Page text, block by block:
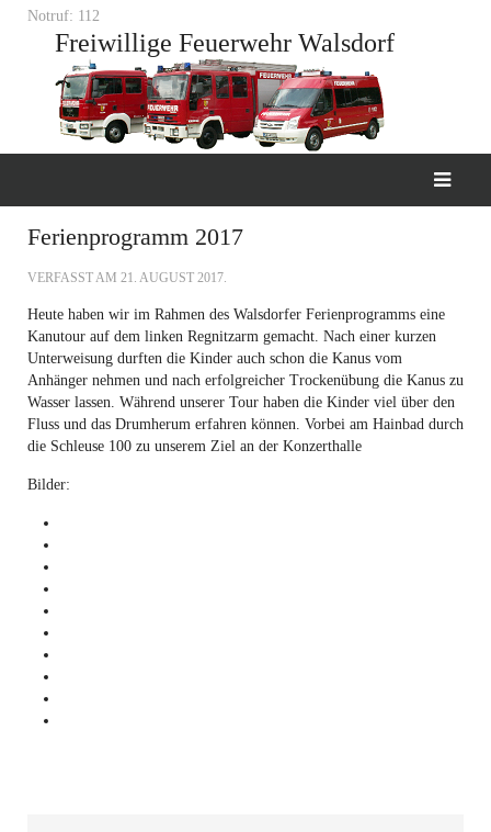
Notruf: 112
Freiwillige Feuerwehr Walsdorf
Ferienprogramm 2017
VERFASST AM 21. AUGUST 2017.
Heute haben wir im Rahmen des Walsdorfer Ferienprogramms eine
Kanutour auf dem linken Regnitzarm gemacht. Nach einer kurzen
Unterweisung durften die Kinder auch schon die Kanus vom
Anhänger nehmen und nach erfolgreicher Trockenübung die Kanus zu
Wasser lassen. Während unserer Tour haben die Kinder viel über den
Fluss und das Drumherum erfahren können. Vorbei am Hainbad durch
die Schleuse 100 zu unserem Ziel an der Konzerthalle
Bilder: